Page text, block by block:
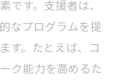
です。支援者は、
なプログラムを提
す。たとえば、コ
ク能力を高めるた